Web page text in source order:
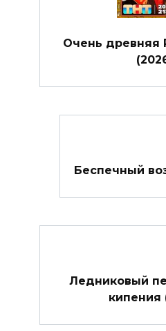
Очень древняя
Беспечный
Ледниковый
кипения